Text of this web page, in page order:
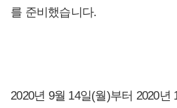
를 준비했습니다.
2020년 9월 14일(월)부터 2020년